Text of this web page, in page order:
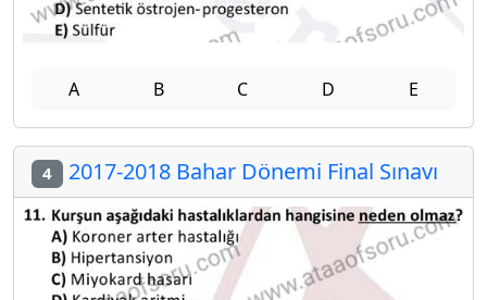
A B C D E
4 2017-2018 Bahar Dönemi Final Sınavı